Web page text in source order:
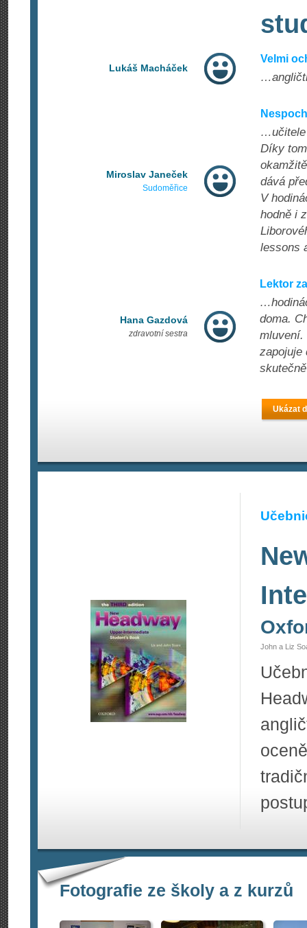
Lukáš Macháček
Velmi
Miroslav Janeček
Sudoměřice
…učitele
Díky
dává
V
hodně i
lessons
Hana Gazdová
zdravotní sestra
Lektor
doma.
mluvení.
zapojuje
Ukázat
John a Liz
Fotografie ze školy a z kurzů